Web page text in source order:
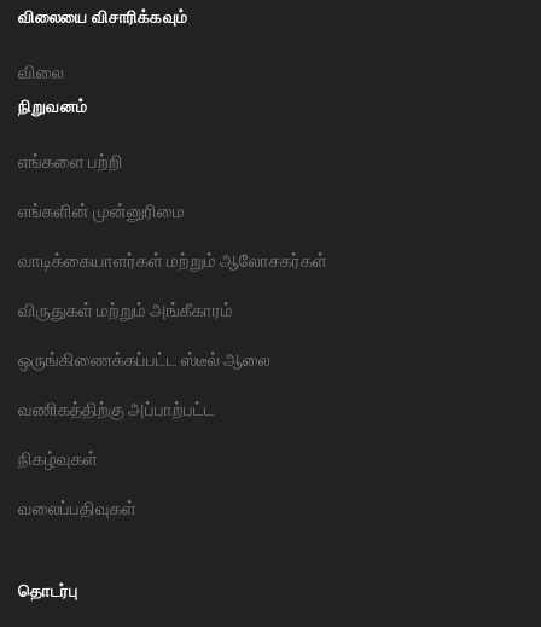
விலையை விசாரிக்கவும்
விலை
நிறுவனம்
எங்களை பற்றி
எங்களின் முன்னுரிமை
வாடிக்கையாளர்கள் மற்றும் ஆலோசகர்கள்
விருதுகள் மற்றும் அங்கீகாரம்
ஒருங்கிணைக்கப்பட்ட ஸ்டீல் ஆலை
வணிகத்திற்கு அப்பாற்பட்ட
நிகழ்வுகள்
வலைப்பதிவுகள்
தொடர்பு